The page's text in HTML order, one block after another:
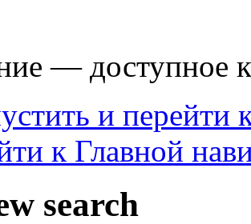
— доступное
и перейти
к Главной
search